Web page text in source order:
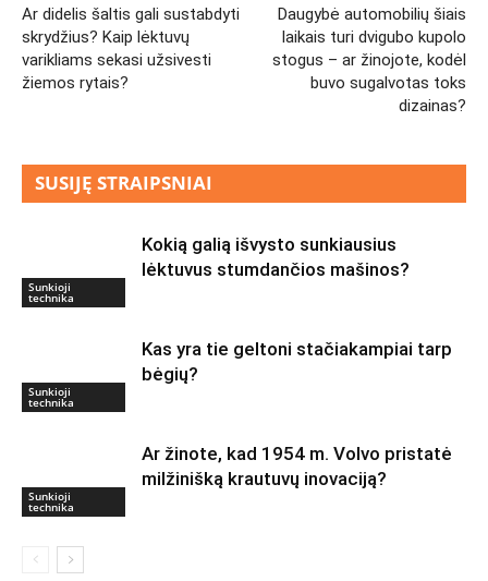
Ar didelis šaltis gali sustabdyti
skrydžius? Kaip lėktuvų
varikliams sekasi užsivesti
žiemos rytais?
Daugybė automobilių šiais
laikais turi dvigubo kupolo
stogus – ar žinojote, kodėl
buvo sugalvotas toks
dizainas?
SUSIJĘ STRAIPSNIAI
Sunkioji
technika
Kokią galią išvysto sunkiausius
lėktuvus stumdančios mašinos?
Sunkioji
technika
Kas yra tie geltoni stačiakampiai tarp
bėgių?
Sunkioji
technika
Ar žinote, kad 1954 m. Volvo pristatė
milžinišką krautuvų inovaciją?